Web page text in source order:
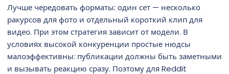
Лучше чередовать форматы: один сет — несколько
ракурсов для фото и отдельный короткий клип для
видео. При этом стратегия зависит от модели. В
условиях высокой конкуренции простые нюдсы
малоэффективны: публикации должны быть заметными
и вызывать реакцию сразу. Поэтому для Reddit